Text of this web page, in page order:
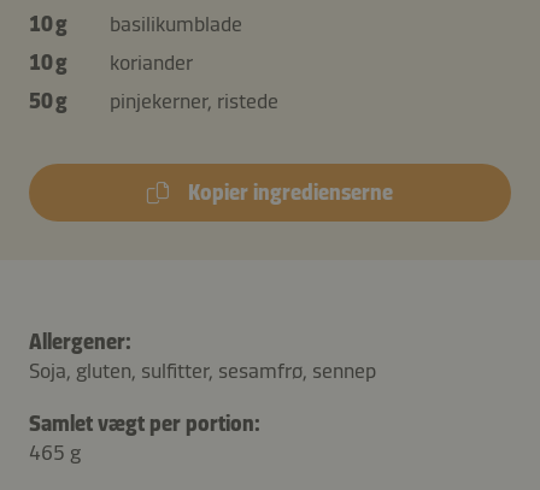
10 g
basilikumblade
10 g
koriander
50 g
pinjekerner, ristede
Kopier ingredienserne
Allergener:
Soja, gluten, sulfitter, sesamfrø, sennep
Samlet vægt per portion:
465 g